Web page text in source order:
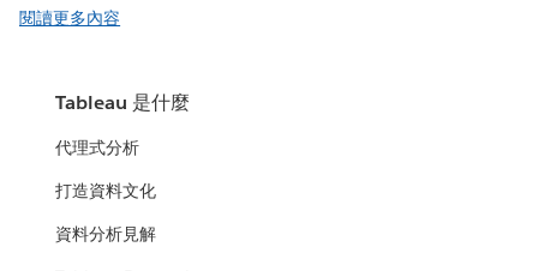
閱讀更多內容
Tableau 是什麼
代理式分析
打造資料文化
資料分析見解